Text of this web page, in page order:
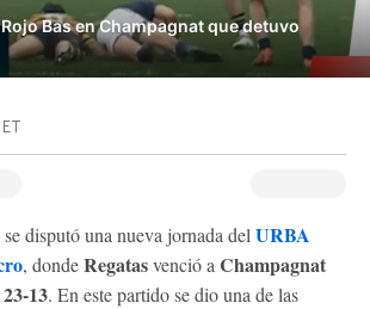
Bas en Champagnat que detuvo
disputó una nueva jornada del URBA
, dondeRegatasvenció a Champagnat
23-13. En este partido se dio una de las